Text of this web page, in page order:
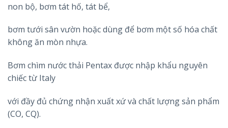
non bộ, bơm tát hố, tát bể,
bơm tưới sân vườn hoặc dùng để bơm một số hóa chất
không ăn mòn nhựa.
Bơm chìm nước thải Pentax được nhập khẩu nguyên
chiếc từ Italy
với đầy đủ chứng nhận xuất xứ và chất lượng sản phẩm
(CO, CQ).